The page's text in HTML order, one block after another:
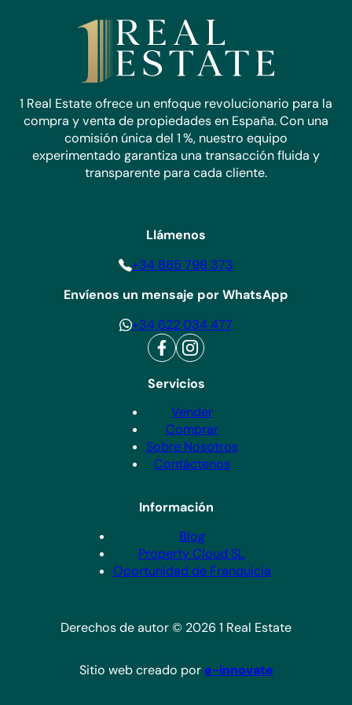
1 Real Estate ofrece un enfoque revolucionario para la
compra y venta de propiedades en España. Con una
comisión única del 1 %, nuestro equipo
experimentado garantiza una transacción fluida y
transparente para cada cliente.
Servicios
Vender
Comprar
Sobre Nosotros
Contáctenos
Información
Blog
Property Cloud SL
Oportunidad de Franquicia
Llámenos
+34 865 798 373
Envíenos un mensaje por WhatsApp
+34 622 034 477
Derechos de autor © 2026 1 Real Estate
Sitio web creado por e-innovate